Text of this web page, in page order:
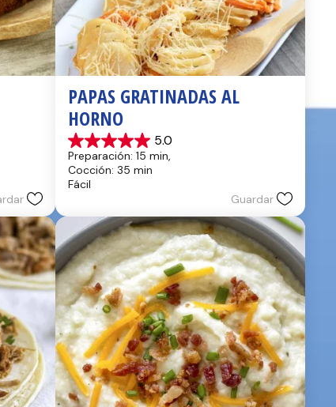
PAPAS GRATINADAS AL
HORNO
5.0
5.0
de
5
estrellas.
reseñas
Preparación: 15 min,
Cocción: 35 min
Fácil
Guardar